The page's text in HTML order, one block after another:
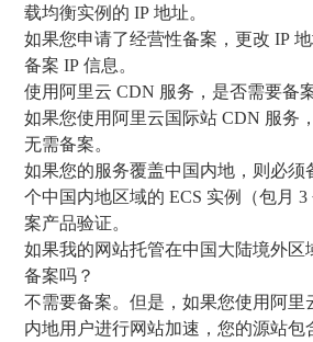
载均衡实例的 IP 地址。
如果您申请了经营性备案，更改 IP
备案 IP 信息。
使用阿里云 CDN 服务，是否需要备
如果您使用阿里云国际站 CDN 服务
无需备案。
如果您的服务覆盖中国内地，则必须
个中国内地区域的 ECS 实例（包月
案产品验证。
如果我的网站托管在中国大陆境外区
备案吗？
不需要备案。但是，如果您使用阿里
内地用户进行网站加速，您的源站包